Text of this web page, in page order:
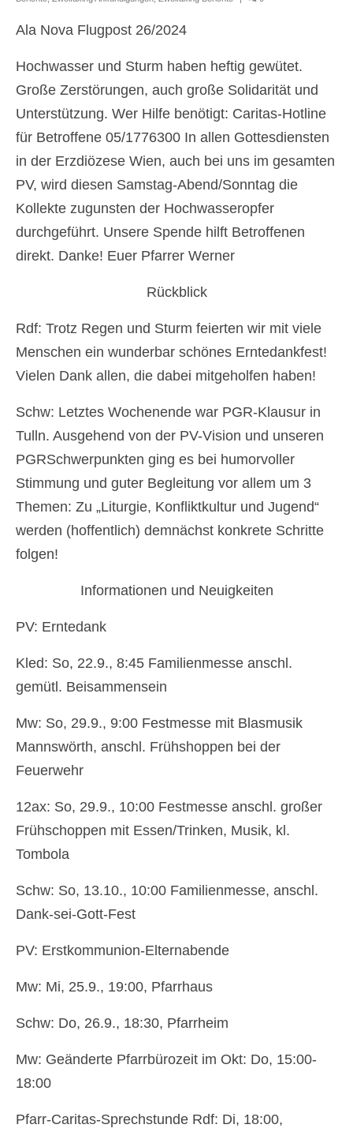
Erstkommunion
Erwachsenen-Firmung
Hochzeit
Versöhnung
Krankensalbung
Wiedereintritt
Begräbnis
Pfarre Mannswörth
Newsfeed
Kontakt
Gottesdienste
Unsere Angebote
Kinderkirche
Mannswörth Pfarrgemeinderat
Kontakt
Gottesdienste
Unser Angebot
Chronik Kirche Kledering
Newsfeed
Kontakt
Standorte
Menschen
Ala Nova Flugpost 26/2024
Hochwasser und Sturm haben heftig gewütet.
Große Zerstörungen, auch große Solidarität und
Unterstützung. Wer Hilfe benötigt: Caritas-Hotline
für Betroffene 05/1776300 In allen Gottesdiensten
in der Erzdiözese Wien, auch bei uns im gesamten
PV, wird diesen Samstag-Abend/Sonntag die
Kollekte zugunsten der Hochwasseropfer
durchgeführt. Unsere Spende hilft Betroffenen
direkt. Danke! Euer Pfarrer Werner
Rückblick
Rdf: Trotz Regen und Sturm feierten wir mit viele
Menschen ein wunderbar schönes Erntedankfest!
Vielen Dank allen, die dabei mitgeholfen haben!
Schw: Letztes Wochenende war PGR-Klausur in
Tulln. Ausgehend von der PV-Vision und unseren
PGRSchwerpunkten ging es bei humorvoller
Stimmung und guter Begleitung vor allem um 3
Themen: Zu „Liturgie, Konfliktkultur und Jugend“
werden (hoffentlich) demnächst konkrete Schritte
folgen!
Informationen und Neuigkeiten
PV: Erntedank
Kled: So, 22.9., 8:45 Familienmesse anschl.
gemütl. Beisammensein
Mw: So, 29.9., 9:00 Festmesse mit Blasmusik
Mannswörth, anschl. Frühshoppen bei der
Feuerwehr
12ax: So, 29.9., 10:00 Festmesse anschl. großer
Frühschoppen mit Essen/Trinken, Musik, kl.
Tombola
Schw: So, 13.10., 10:00 Familienmesse, anschl.
Dank-sei-Gott-Fest
PV: Erstkommunion-Elternabende
Mw: Mi, 25.9., 19:00, Pfarrhaus
Schw: Do, 26.9., 18:30, Pfarrheim
Mw: Geänderte Pfarrbürozeit im Okt: Do, 15:00-
18:00
Pfarr-Caritas-Sprechstunde Rdf: Di, 18:00,